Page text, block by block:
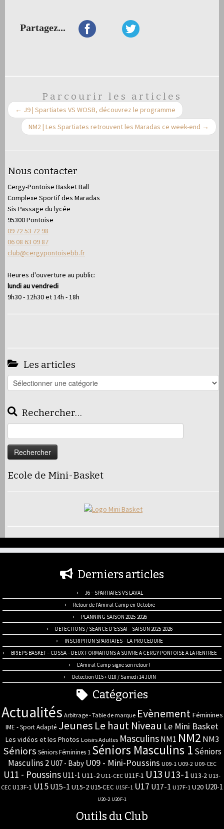
Partagez...
Parcourir les articles
← J9 | Spartiates VS WOSB, découvrez le programme
NM2 | Les Spartiates retrouvent les Maradas ce week-end →
Nous contacter
Cergy-Pontoise Basket Ball
Complexe Sportif des Maradas
Sis Passage du lycée
95300 Pontoise
09 72 53 72 98
06 08 63 09 87
club@cergypontoisebb.fr
Heures d'ouverture au public:
lundi au vendredi
9h30 - 12h30 et 14h - 18h
Les articles
Les
articles
Rechercher…
Ecole de Mini-Basket
Derniers articles
J6 – SPARTIATES VS LAVAL
Retour de l’Amiral Camp en Octobre
PLANNING SAISON 2025-2026
DETECTIONS / SEANCE D’ESSAI – SAISON 2025-2026
INSCRIPTION SPARTIATES – LA PROCEDURE
BPJEPS BASKET – CDSSA – DEUX FORMATIONS A SUIVRE A CERGY-PONTOISE A LA RENTREE
L’Amiral Camp signe son retour !
Detection U15 + U18 / Samedi 14 JUIN
Catégories
Actualités Arbitrage - Table de marque Evènement Féminines
IME - Sport Adapté Jeunes Le haut Niveau Le Mini Basket
Les vidéos et les Photos Loisirs Adultes Masculins NM1 NM2 NM3
Séniors Séniors Féminines 1 Séniors Masculins 1 Séniors
Masculins 2 U07 - Baby U09 - Mini-Poussins U09-1 U09-2 U09-CEC
U11 - Poussins U11-1 U11-2 U11-CEC U11F-1 U13 U13-1 U13-2 U13-
CEC U13F-1 U15 U15-1 U15-2U15-CEC U15F-1 U17 U17-1 U17F-1 U20 U20-1
U20-2 U20F-1
Outils du Club